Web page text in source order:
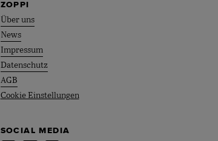
ZOPPI
Über uns
News
Impressum
Datenschutz
AGB
Cookie Einstellungen
SOCIAL MEDIA